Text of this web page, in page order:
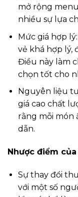
mở rộng
nhiều sự lựa
Mức giá hợp
vẻ khá hợp lý,
Điều này làm
chọn tốt cho
Nguyên liệu
giá cao chất
rằng mỗi món
dẫn.
Nhược điểm
Sự thay đổi
với một số